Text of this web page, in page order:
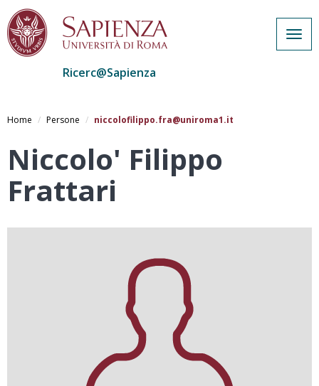
al
principale
Ricerc@Sapienza
Home Persone niccolofilippo.fra@uniroma1.it
Niccolo' Filippo
Frattari